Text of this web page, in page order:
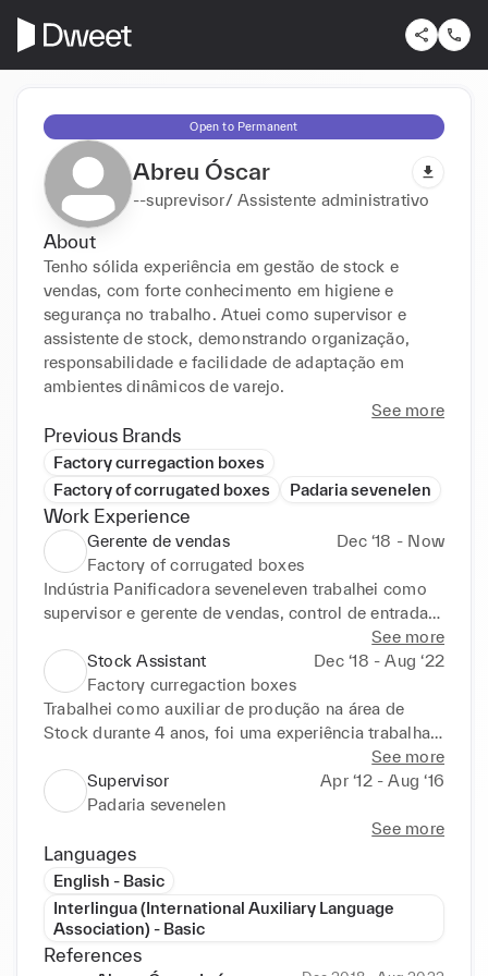
Open to Permanent
Abreu Óscar
--suprevisor/ Assistente administrativo
About
Tenho sólida experiência em gestão de stock e
vendas, com forte conhecimento em higiene e
segurança no trabalho. Atuei como supervisor e
assistente de stock, demonstrando organização,
responsabilidade e facilidade de adaptação em
ambientes dinâmicos de varejo.
See more
Previous Brands
Factory curregaction boxes
Factory of corrugated boxes
Padaria sevenelen
Work Experience
Gerente de vendas
Dec ‘18 - Now
Factory of corrugated boxes
Indústria Panificadora seveneleven trabalhei como
supervisor e gerente de vendas, control de entradas
saídas. factory of corrugated boxes trabalhei como
supervisor Junior fazia trabalho como control de
produção, Control de entradas saídas de cargas
Relatório de produção, e intermediário de
comunicação( Inglish portugues).
See more
Stock Assistant
Dec ‘18 - Aug ‘22
Factory curregaction boxes
Trabalhei como auxiliar de produção na área de
Stock durante 4 anos, foi uma experiência trabalhar
nesta empresa e com colegas experiêntes, vindo de
outros países
See more
Supervisor
Apr ‘12 - Aug ‘16
Padaria sevenelen
See more
Languages
English - Basic
Interlingua (International Auxiliary Language
Association) - Basic
References